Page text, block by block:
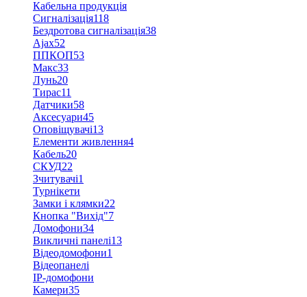
Кабельна продукція
Сигналізація118
Бездротова сигналізація38
Ajax52
ППКОП53
Макс33
Лунь20
Тирас11
Датчики58
Аксесуари45
Оповіщувачі13
Елементи живлення4
Кабель20
СКУД22
Зчитувачі1
Турнікети
Замки і клямки22
Кнопка "Вихід"7
Домофони34
Викличні панелі13
Відеодомофони1
Відеопанелі
IP-домофони
Камери35